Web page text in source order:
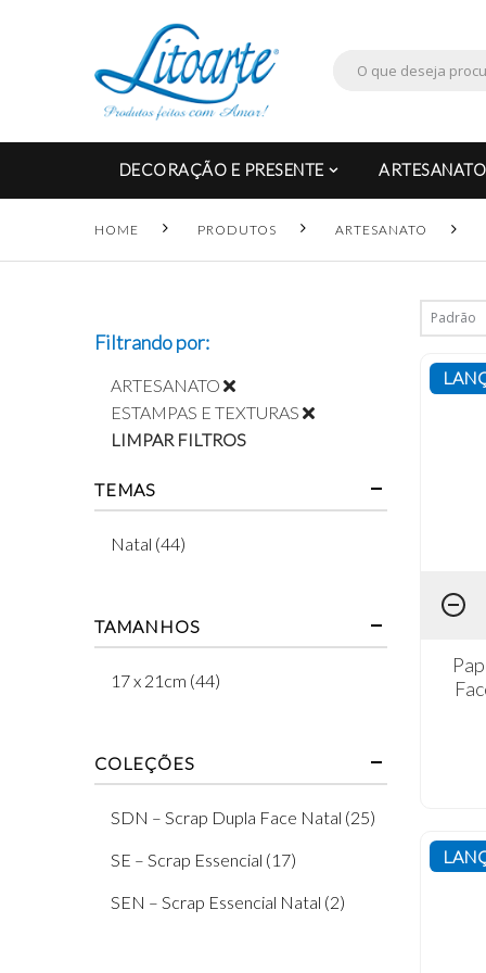
DECORAÇÃO E PRESENTE ARTESANATO
HOME PRODUTOS ARTESANATO
Filtrando por:
ARTESANATO
ESTAMPAS E TEXTURAS
LIMPAR FILTROS
TEMAS
Natal (44)
TAMANHOS
17 x 21cm (44)
COLEÇÕES
SDN – Scrap Dupla Face Natal (25)
SE – Scrap Essencial (17)
SEN – Scrap Essencial Natal (2)